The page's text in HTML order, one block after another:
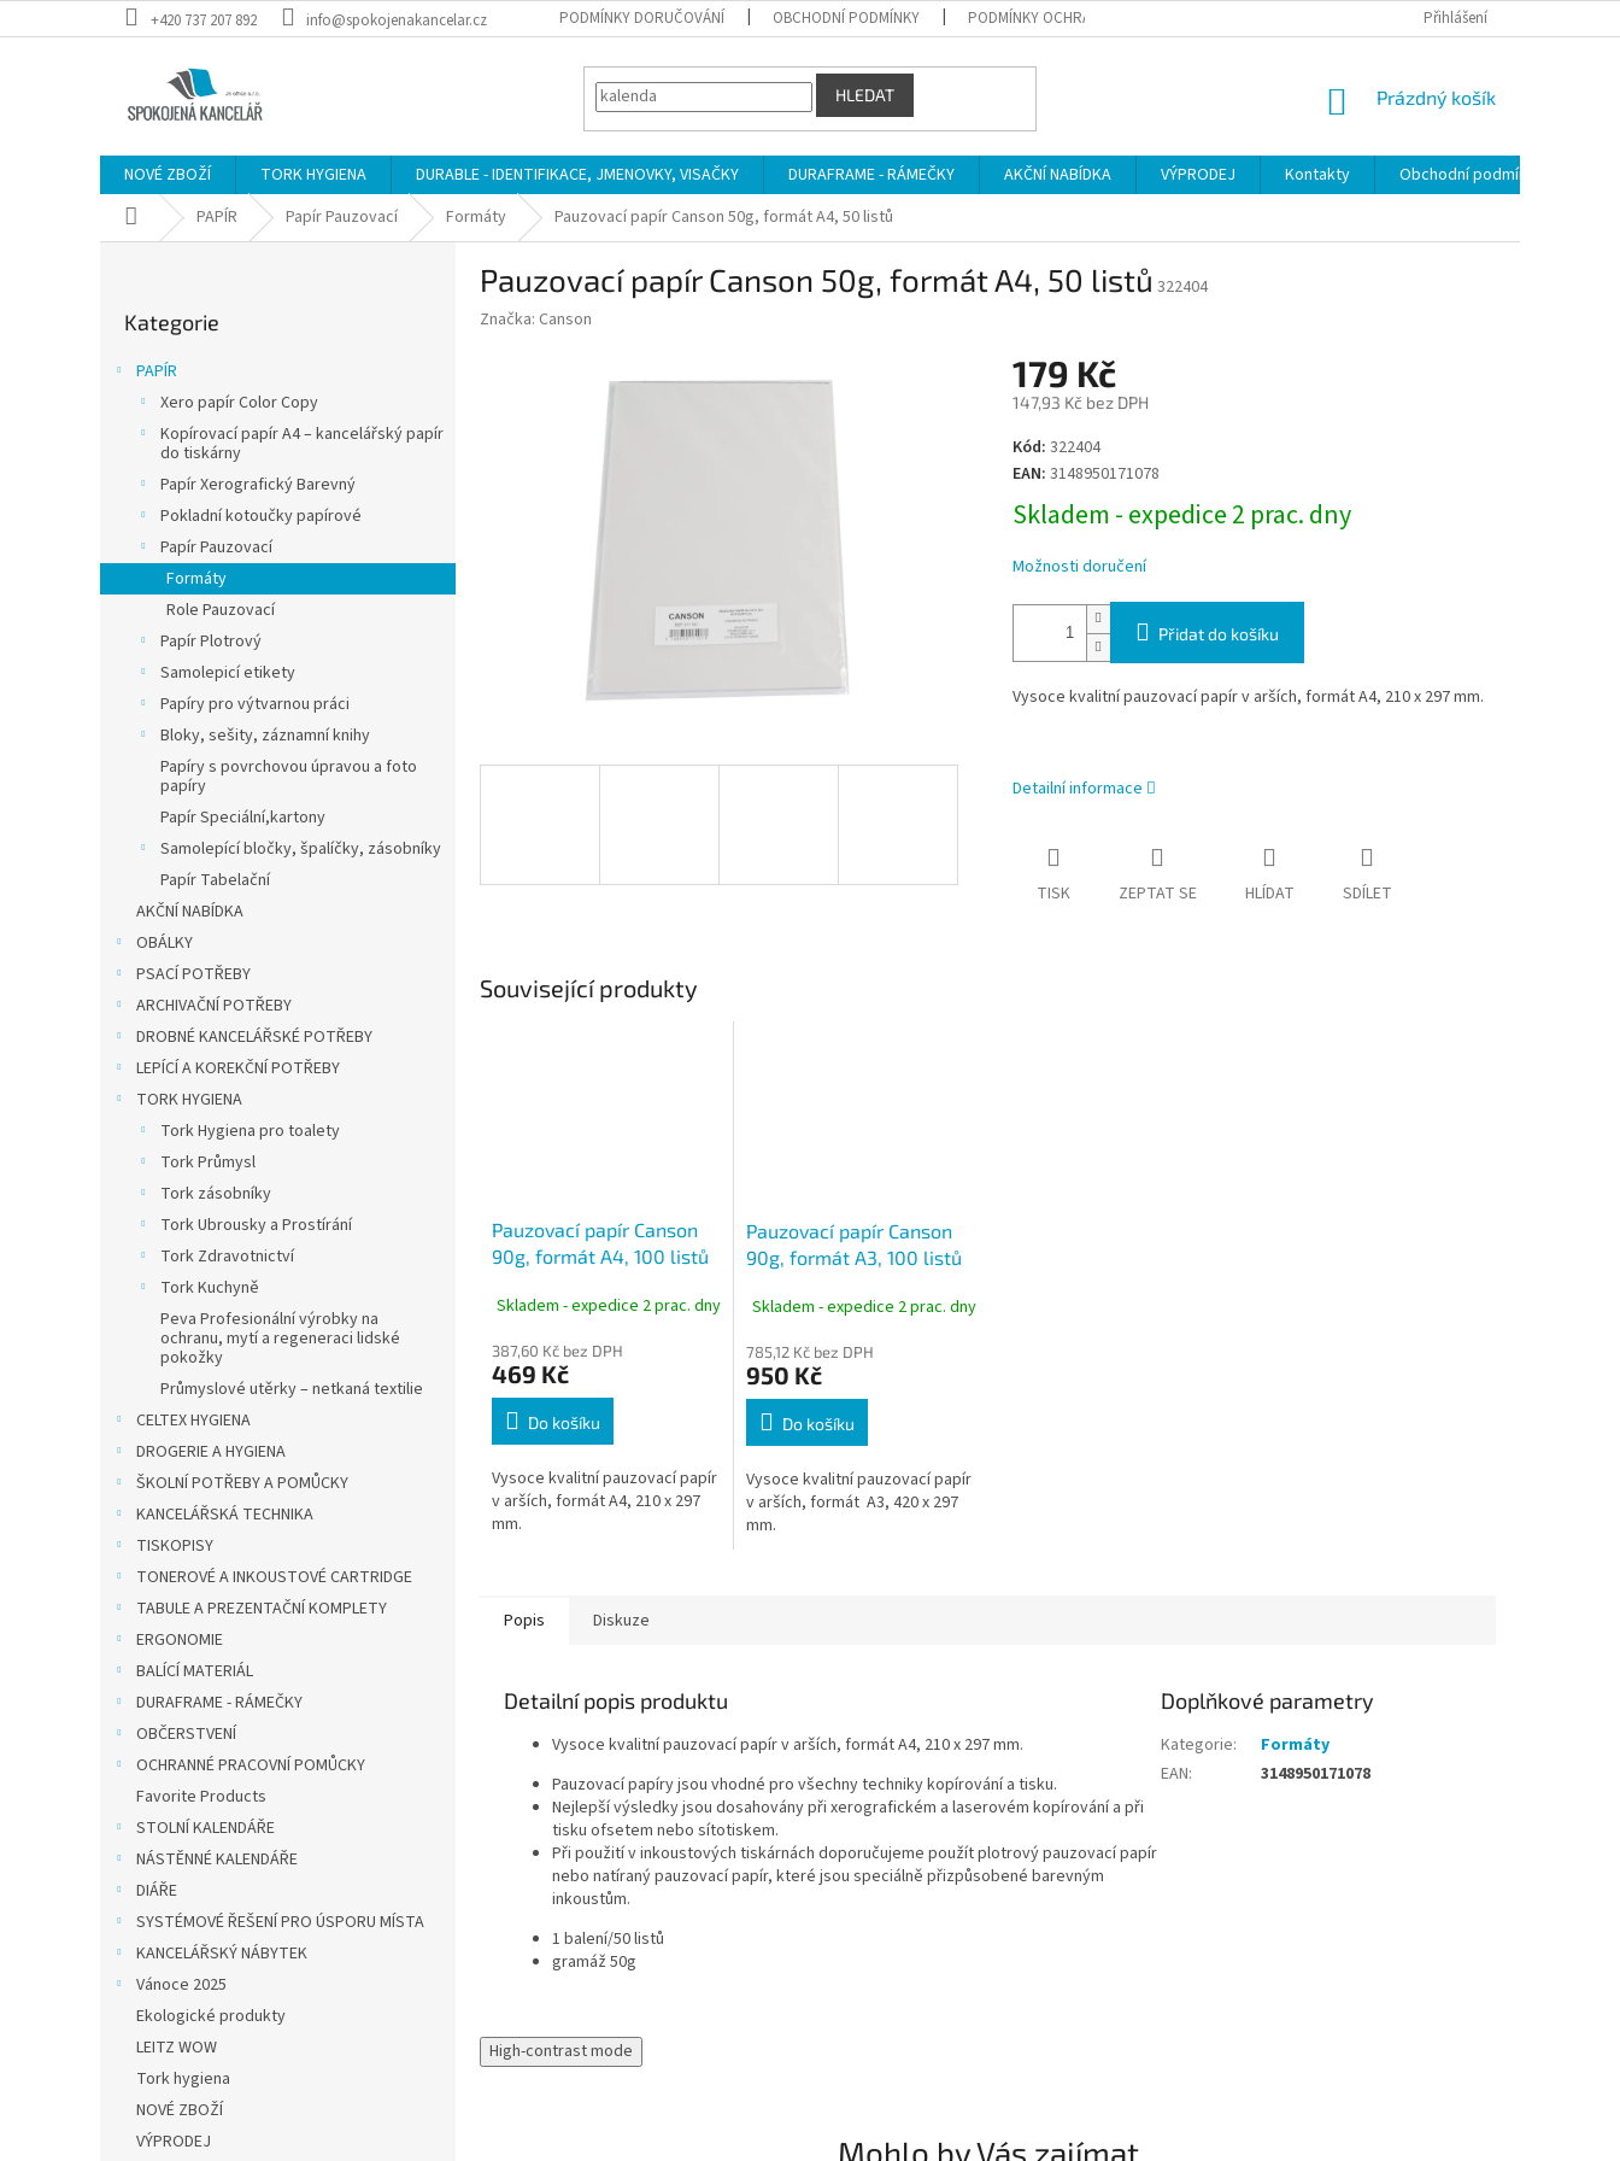
na
+420 737 207 892 info@spokojenakancelar.cz PODMÍNKY DORUČOVÁNÍ OBCHODNÍ PODMÍNKY PODMÍNKY OCHRANY OSOBNÍCH ÚDAJŮ Přihlášení
HLEDAT
NÁKUPNÍ
Prázdný košík
NOVÉ ZBOŽÍ TORK HYGIENA DURABLE - IDENTIFIKACE, JMENOVKY, VISAČKY DURAFRAME - RÁMEČKY AKČNÍ NABÍDKA VÝPRODEJ Kontakty
Obchodní podmínky
Domů PAPÍR Papír Pauzovací Formáty Pauzovací papír Canson 50g, formát A4, 50 listů
e
l
kategorie
Kategorie
PAPÍR
Xero papír Color Copy
Kopírovací papír A4 – kancelářský papír
do tiskárny
Papír Xerografický Barevný
Pokladní kotoučky papírové
Papír Pauzovací
Formáty
Role Pauzovací
Papír Plotrový
Samolepicí etikety
Papíry pro výtvarnou práci
Bloky, sešity, záznamní knihy
Papíry s povrchovou úpravou a foto
papíry
Papír Speciální,kartony
Samolepící bločky, špalíčky, zásobníky
Papír Tabelační
AKČNÍ NABÍDKA
OBÁLKY
PSACÍ POTŘEBY
ARCHIVAČNÍ POTŘEBY
DROBNÉ KANCELÁŘSKÉ POTŘEBY
LEPÍCÍ A KOREKČNÍ POTŘEBY
TORK HYGIENA
Tork Hygiena pro toalety
Tork Průmysl
Tork zásobníky
Tork Ubrousky a Prostírání
Tork Zdravotnictví
Tork Kuchyně
Peva Profesionální výrobky na
ochranu, mytí a regeneraci lidské
pokožky
Průmyslové utěrky – netkaná textilie
CELTEX HYGIENA
DROGERIE A HYGIENA
ŠKOLNÍ POTŘEBY A POMŮCKY
KANCELÁŘSKÁ TECHNIKA
TISKOPISY
TONEROVÉ A INKOUSTOVÉ CARTRIDGE
TABULE A PREZENTAČNÍ KOMPLETY
ERGONOMIE
BALÍCÍ MATERIÁL
DURAFRAME - RÁMEČKY
OBČERSTVENÍ
OCHRANNÉ PRACOVNÍ POMŮCKY
Favorite Products
STOLNÍ KALENDÁŘE
NÁSTĚNNÉ KALENDÁŘE
DIÁŘE
SYSTÉMOVÉ ŘEŠENÍ PRO ÚSPORU MÍSTA
KANCELÁŘSKÝ NÁBYTEK
Vánoce 2025
Ekologické produkty
LEITZ WOW
Tork hygiena
NOVÉ ZBOŽÍ
VÝPRODEJ
Pauzovací papír Canson 50g, formát A4, 50 listů 322404
Značka: Canson
179 Kč
147,93 Kč bez DPH
Měrná
cena:
Kód: 322404
EAN: 3148950171078
Skladem - expedice 2 prac. dny
Možnosti doručení
Přidat do košíku
Vysoce kvalitní pauzovací papír v arších, formát A4, 210 x 297 mm.
Detailní informace
TISK ZEPTAT SE HLÍDAT SDÍLET
Související produkty
Pauzovací papír Canson
90g, formát A4, 100 listů
Skladem - expedice 2 prac. dny
387,60 Kč bez DPH
469 Kč
Do košíku
Vysoce kvalitní pauzovací papír
v arších, formát A4, 210 x 297
mm.
Pauzovací papír Canson
90g, formát A3, 100 listů
Skladem - expedice 2 prac. dny
785,12 Kč bez DPH
950 Kč
Do košíku
Vysoce kvalitní pauzovací papír
v arších, formát A3, 420 x 297
mm.
Popis Diskuze
Detailní popis produktu
Vysoce kvalitní pauzovací papír v arších, formát A4, 210 x 297 mm.
Pauzovací papíry jsou vhodné pro všechny techniky kopírování a tisku.
Nejlepší výsledky jsou dosahovány při xerografickém a laserovém kopírování a při
tisku ofsetem nebo sítotiskem.
Při použití v inkoustových tiskárnách doporučujeme použít plotrový pauzovací papír
nebo natíraný pauzovací papír, které jsou speciálně přizpůsobené barevným
inkoustům.
1 balení/50 listů
gramáž 50g
Doplňkové parametry
Kategorie:
Formáty
EAN: 3148950171078
High-contrast mode
Mohlo by Vás zajímat